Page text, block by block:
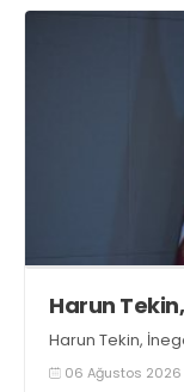
Harun
Harun Tekin,
06 Ağustos 2026